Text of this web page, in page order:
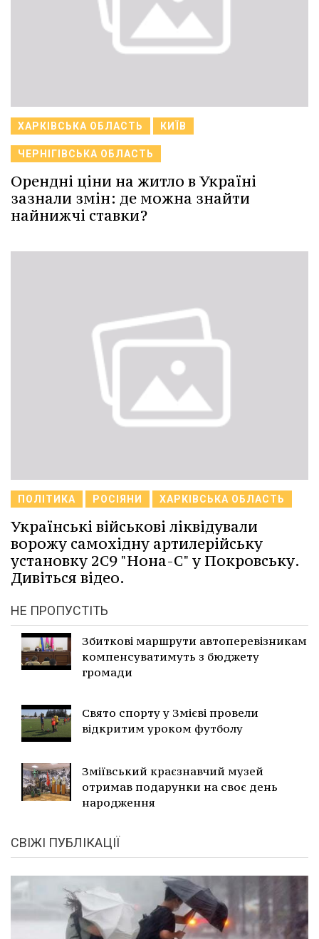
ХАРКІВСЬКА ОБЛАСТЬ КИЇВ
ЧЕРНІГІВСЬКА ОБЛАСТЬ
Орендні ціни на житло в Україні
зазнали змін: де можна знайти
найнижчі ставки?
ПОЛІТИКА РОСІЯНИ ХАРКІВСЬКА ОБЛАСТЬ
Українські військові ліквідували
ворожу самохідну артилерійську
установку 2С9 "Нона-С" у Покровську.
Дивіться відео.
НЕ ПРОПУСТІТЬ
Збиткові маршрути автоперевізникам
компенсуватимуть з бюджету
громади
Свято спорту у Змієві провели
відкритим уроком футболу
Зміївський краєзнавчий музей
отримав подарунки на своє день
народження
СВІЖІ ПУБЛІКАЦІЇ